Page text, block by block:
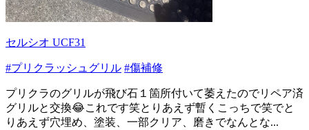
セルシオ UCF31
#プリクラッシュグリル #傷補修
プリクラのグリルが飛び石１箇所付いて萎えたのでリペア済
グリルと交換😂これです笑とりあえず暫くこっちで笑でと
りあえず穴埋め、塗装、一部クリア、磨きでなんとな...